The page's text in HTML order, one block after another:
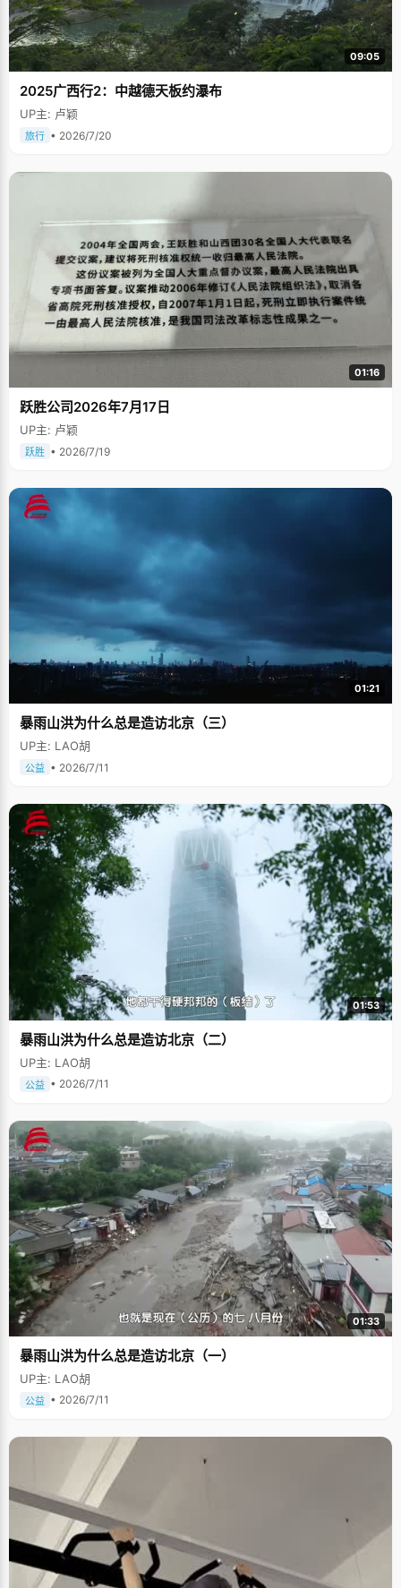
09:05
2025广西行2：中越德天板约瀑布
UP主: 卢颖
旅行 • 2026/7/20
01:16
跃胜公司2026年7月17日
UP主: 卢颖
跃胜 • 2026/7/19
01:21
暴雨山洪为什么总是造访北京（三）
UP主: LAO胡
公益 • 2026/7/11
01:53
暴雨山洪为什么总是造访北京（二）
UP主: LAO胡
公益 • 2026/7/11
01:33
暴雨山洪为什么总是造访北京（一）
UP主: LAO胡
公益 • 2026/7/11